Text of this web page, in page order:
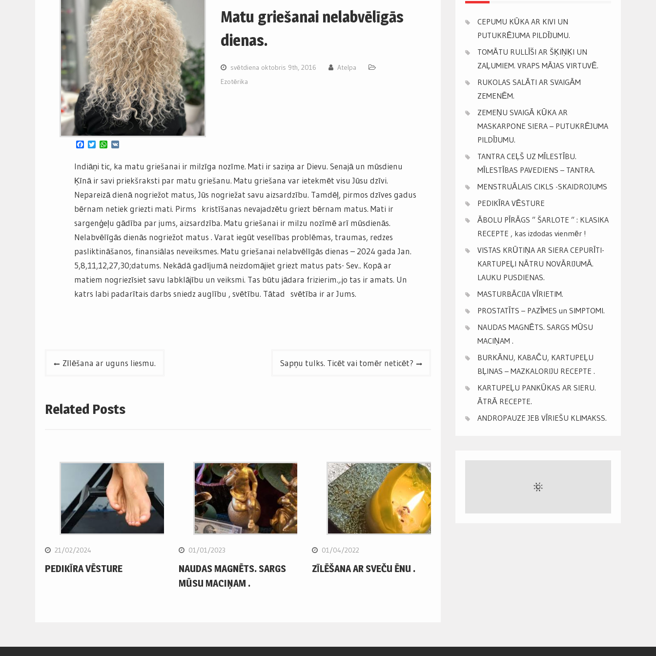
Matu griešanai nelabvēlīgās
dienas.
svētdiena oktobris 9th, 2016
Atelpa
Ezotērika
Facebook
TwitterWhatsApp
Indiāņi tic, ka matu griešanai ir milzīga nozīme. Mati ir saziņa ar Dievu. Senajā un mūsdienu
Ķīnā ir savi priekšraksti par matu griešanu. Matu griešana var ietekmēt visu Jūsu dzīvi.
Nepareizā dienā nogriežot matus, Jūs nogriežat savu aizsardzību. Tamdēļ, pirmos dzīves gadus
bērnam netiek griezti mati. Pirms kristīšanas nevajadzētu griezt bērnam matus. Mati ir
sargenģeļu gādība par jums, aizsardzība. Matu griešanai ir milzu nozīmē arī mūsdienās.
Nelabvēlīgās dienās nogriežot matus . Varat iegūt veselības problēmas, traumas, redzes
pasliktināšanos, finansiālas neveiksmes. Matu griešanai nelabvēlīgās dienas – 2024 gada Jan.
5,8,11,12,27,30;datums. Nekādā gadījumā neizdomājiet griezt matus pats- Sev.. Kopā ar
matiem nogriezīsiet savu labklājību un veiksmi. Tas būtu jādara frizierim.,.jo tas ir amats. Un
katrs labi padarītais darbs sniedz auglību , svētību. Tātad svētība ir ar Jums.
PostZīlēšana ar uguns liesmu. Sapņu tulks. Ticēt vai tomēr neticēt?
Related Posts
21/02/2024
PEDIKĪRA VĒSTURE
01/01/2023
NAUDAS MAGNĒTS. SARGS
MŪSU MACIŅAM .
01/04/2022
ZĪLĒŠANA AR SVEČU ĒNU .
CEPUMU KŪKA AR KIVI UN
PUTUKRĒJUMA PILDĪJUMU.
TOMĀTU RULLĪŠI AR ŠĶIŅĶI UN
ZAĻUMIEM. VRAPS MĀJAS VIRTUVĒ.
RUKOLAS SALĀTI AR SVAIGĀM
ZEMENĒM.
ZEMEŅU SVAIGĀ KŪKA AR
MASKARPONE SIERA – PUTUKRĒJUMA
PILDĪJUMU.
TANTRA CEĻŠ UZ MĪLESTĪBU.
MĪLESTĪBAS PAVEDIENS – TANTRA.
MENSTRUĀLAIS CIKLS -SKAIDROJUMS
PEDIKĪRA VĒSTURE
ĀBOLU PĪRĀGS ” ŠARLOTE ” : KLASIKA
RECEPTE , kas izdodas vienmēr !
VISTAS KRŪTIŅA AR SIERA CEPURĪTI-
KARTUPEĻI NĀTRU NOVĀRIJUMĀ.
LAUKU PUSDIENAS.
MASTURBĀCIJA VĪRIETIM.
PROSTATĪTS – PAZĪMES un SIMPTOMI.
NAUDAS MAGNĒTS. SARGS MŪSU
MACIŅAM .
BURKĀNU, KABAČU, KARTUPEĻU
BĻINAS – MAZKALORIJU RECEPTE .
KARTUPEĻU PANKŪKAS AR SIERU.
ĀTRĀ RECEPTE.
ANDROPAUZE JEB VĪRIEŠU KLIMAKSS.